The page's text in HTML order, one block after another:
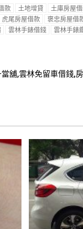
款 土地增貸 土庫房屋
虎尾房屋借款 褒忠房屋借
雲林手錶借錢 雲林手錶
舖,雲林免留車借錢,